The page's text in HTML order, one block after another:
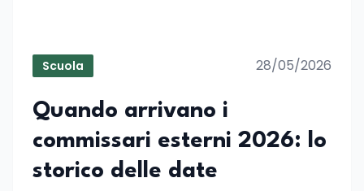
Scuola 28/05/2026
Quando arrivano i
commissari esterni 2026: lo
storico delle date